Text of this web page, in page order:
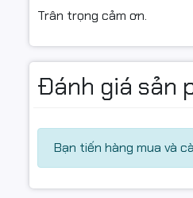
Trân trọng cảm ơn.
Đánh giá sản
Bạn tiến hàng mua và